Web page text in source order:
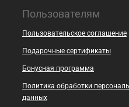
Пользователям
Пользовательское соглашение
Подарочные сертификаты
Бонусная программа
Политика обработки
данных